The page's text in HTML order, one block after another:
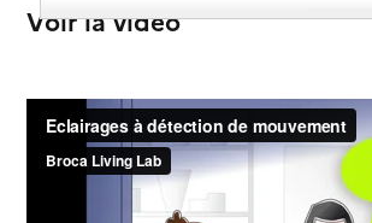
Voir la vidéo